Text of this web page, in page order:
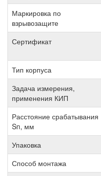
Маркировка по
взрывозащите
Сертификат
Тип корпуса
Задача измерения,
применения КИП
Расстояние срабатывания
Sn, мм
Упаковка
Способ монтажа